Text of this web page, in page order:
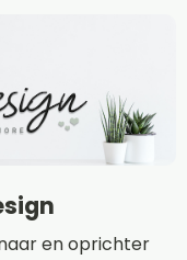
en oprichter